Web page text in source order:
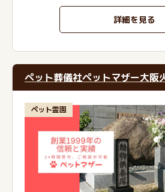
詳細を見る
ペット葬儀社ペットマザー大阪
ペット霊園